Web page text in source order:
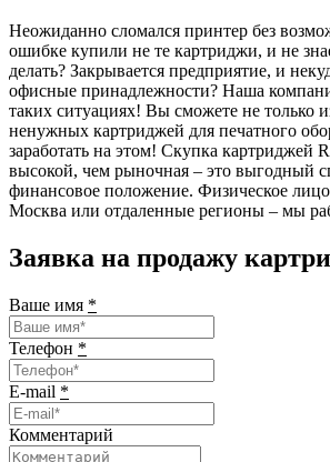
Неожиданно сломался принтер без
ошибке купили не те картриджи, и не
делать? Закрывается предприятие, и
офисные принадлежности? Наша
таких ситуациях! Вы сможете не только
ненужных картриджей для печатного
заработать на этом! Скупка картриджей
высокой, чем рыночная – это выгодный
финансовое положение. Физическое
Москва или отдаленные регионы – мы
Заявка на продажу
Ваше имя *
Телефон *
E-mail *
Комментарий